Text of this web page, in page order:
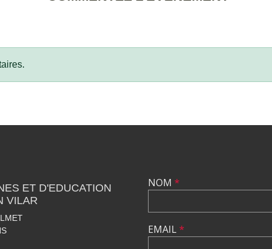
ET D'EDUCATION
VILAR
NOM *
EMAIL*